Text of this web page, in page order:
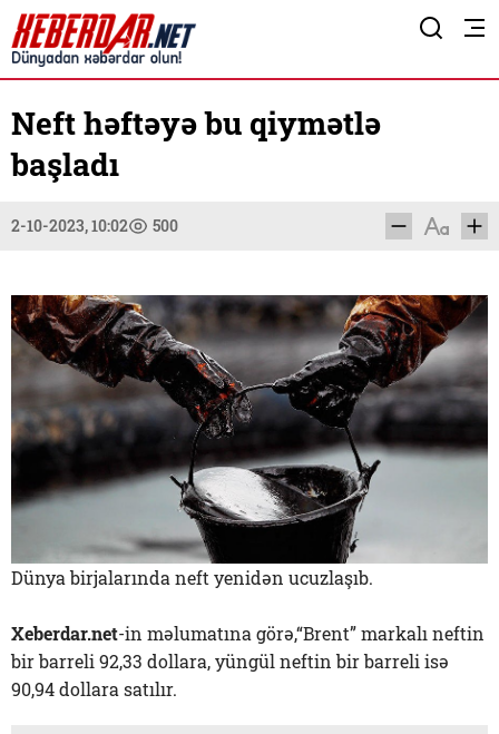
Neft həftəyə bu qiymətlə
başladı
2-10-2023, 10:02 500
Dünya birjalarında neft yenidən ucuzlaşıb.
Xeberdar.net-in məlumatına görə,“Brent” markalı neftin
bir barreli 92,33 dollara, yüngül neftin bir barreli isə
90,94 dollara satılır.